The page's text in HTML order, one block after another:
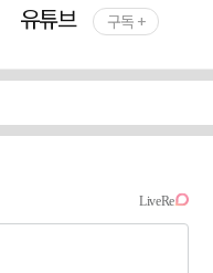
유튜브 구독 +